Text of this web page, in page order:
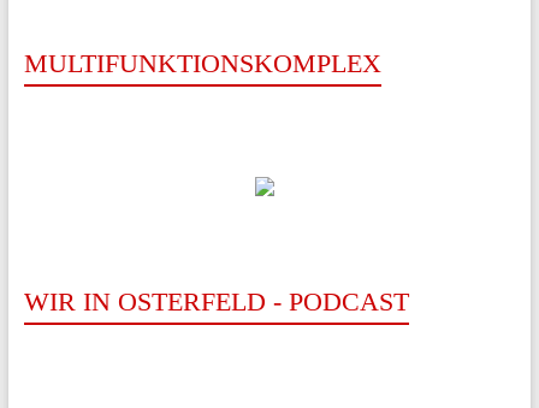
MULTIFUNKTIONSKOMPLEX
WIR IN OSTERFELD - PODCAST